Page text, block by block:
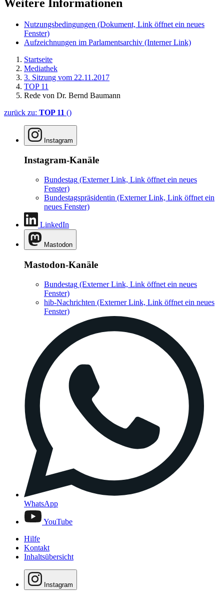
Weitere Informationen
Nutzungsbedingungen (Dokument, Link öffnet ein neues
Fenster)
Aufzeichnungen im Parlamentsarchiv (Interner Link)
Startseite
Mediathek
3. Sitzung vom 22.11.2017
TOP 11
Rede von Dr. Bernd Baumann
zurück zu: TOP 11 ()
Instagram
Instagram-Kanäle
Bundestag (Externer Link, Link öffnet ein neues
Fenster)
Bundestagspräsidentin (Externer Link, Link öffnet ein
neues Fenster)
LinkedIn
Mastodon
Mastodon-Kanäle
Bundestag (Externer Link, Link öffnet ein neues
Fenster)
hib-Nachrichten (Externer Link, Link öffnet ein neues
Fenster)
WhatsApp
YouTube
Hilfe
Kontakt
Inhaltsübersicht
Instagram